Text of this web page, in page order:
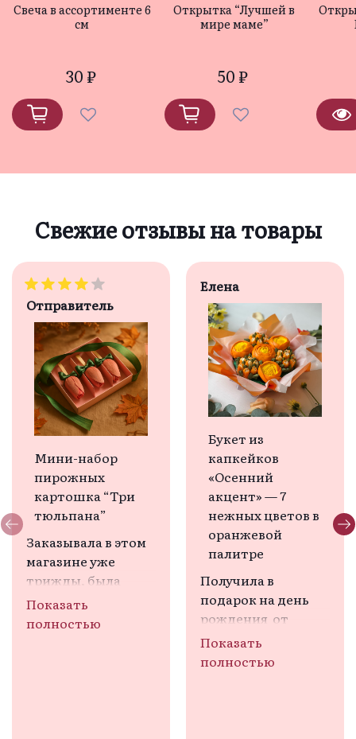
Свеча в ассортименте 6
см
30 ₽
Открытка “Лучшей в
мире маме”
50 ₽
Свежие отзывы на товары
Отправитель
Мини-набор
пирожных
картошка “Три
тюльпана”
Заказывала в этом
магазине уже
трижды, была
всегда очень
довольна. К
Показать
полностью
Елена
Букет из
капкейков
«Осенний
акцент» — 7
нежных цветов в
оранжевой
палитре
Получила в
подарок на день
рождения  от
дочери букетик.
Любимая осенняя
Показать
полностью